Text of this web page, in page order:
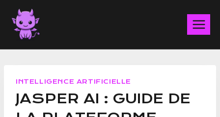
Aller
contenu
INTELLIGENCE ARTIFICIELLE
JASPER AI : GUIDE DE